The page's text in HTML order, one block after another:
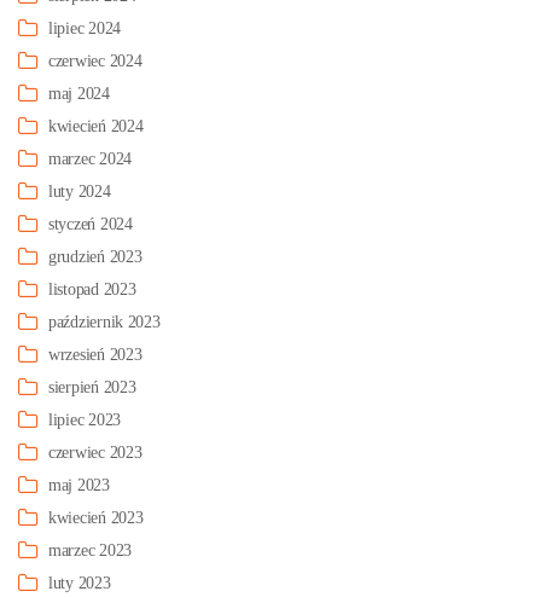
lipiec 2024
czerwiec 2024
maj 2024
kwiecień 2024
marzec 2024
luty 2024
styczeń 2024
grudzień 2023
listopad 2023
październik 2023
wrzesień 2023
sierpień 2023
lipiec 2023
czerwiec 2023
maj 2023
kwiecień 2023
marzec 2023
luty 2023